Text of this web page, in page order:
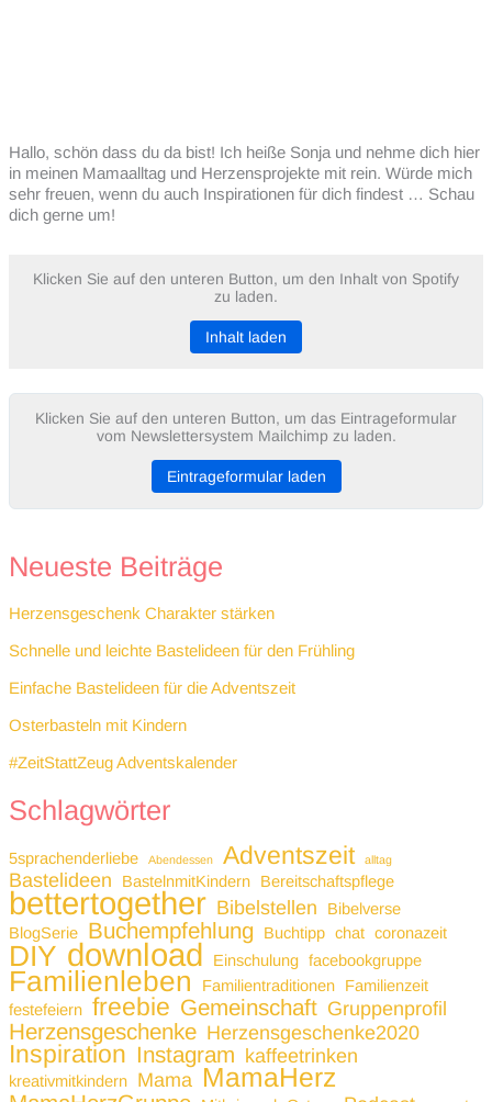
Hallo, schön dass du da bist! Ich heiße Sonja und nehme dich hier
in meinen Mamaalltag und Herzensprojekte mit rein. Würde mich
sehr freuen, wenn du auch Inspirationen für dich findest … Schau
dich gerne um!
Klicken Sie auf den unteren Button, um den Inhalt von Spotify
zu laden.
Inhalt laden
Klicken Sie auf den unteren Button, um das Eintrageformular
vom Newslettersystem Mailchimp zu laden.
Eintrageformular laden
Neueste Beiträge
Herzensgeschenk Charakter stärken
Schnelle und leichte Bastelideen für den Frühling
Einfache Bastelideen für die Adventszeit
Osterbasteln mit Kindern
#ZeitStattZeug Adventskalender
Schlagwörter
5sprachenderliebe Abendessen Adventszeit alltag
Bastelideen BastelnmitKindern Bereitschaftspflege
bettertogether Bibelstellen
Bibelverse
BlogSerie
Buchempfehlung Buchtipp chat coronazeit
DIY download Einschulung facebookgruppe
Familienleben Familientraditionen
Familienzeit
festefeiern freebie Gemeinschaft Gruppenprofil
Herzensgeschenke Herzensgeschenke2020
Inspiration Instagram kaffeetrinken
kreativmitkindern Mama MamaHerz